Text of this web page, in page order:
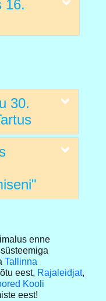
16.
30.
enne
Tallinna
eest, Rajaleidjat,
Kooli
eest!